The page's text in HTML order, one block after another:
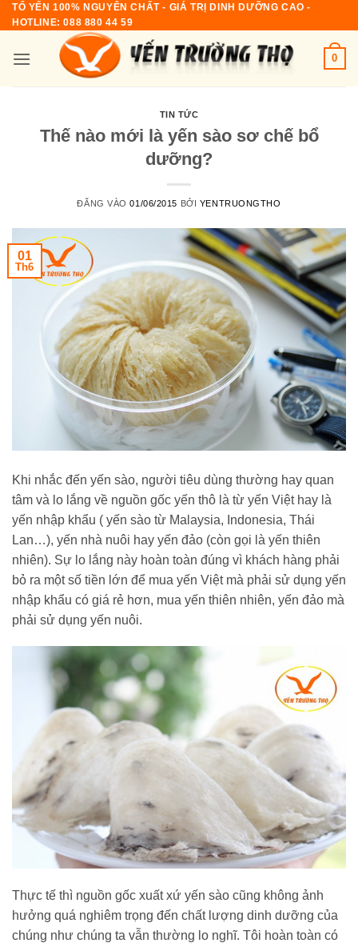
Bỏ
qua
dung
TỔ YẾN 100% NGUYÊN CHẤT - GIÁ TRỊ DINH DƯỠNG CAO‎ -
HOTLINE: 088 880 44 59
0
TIN TỨC
Thế nào mới là yến sào sơ chế bổ
dưỡng?
ĐĂNG VÀO01/06/2015 BỞI YENTRUONGTHO
01
Th6
Khi nhắc đến yến sào, người tiêu dùng thường hay quan
tâm và lo lắng về nguồn gốc yến thô là từ yến Việt hay là
yến nhập khẩu ( yến sào từ Malaysia, Indonesia, Thái
Lan…), yến nhà nuôi hay yến đảo (còn gọi là yến thiên
nhiên). Sự lo lắng này hoàn toàn đúng vì khách hàng phải
bỏ ra một số tiền lớn để mua yến Việt mà phải sử dụng yến
nhập khẩu có giá rẻ hơn, mua yến thiên nhiên, yến đảo mà
phải sử dụng yến nuôi.
Thực tế thì nguồn gốc xuất xứ yến sào cũng không ảnh
hưởng quá nghiêm trọng đến chất lượng dinh dưỡng của
chúng như chúng ta vẫn thường lo nghĩ. Tôi hoàn toàn có